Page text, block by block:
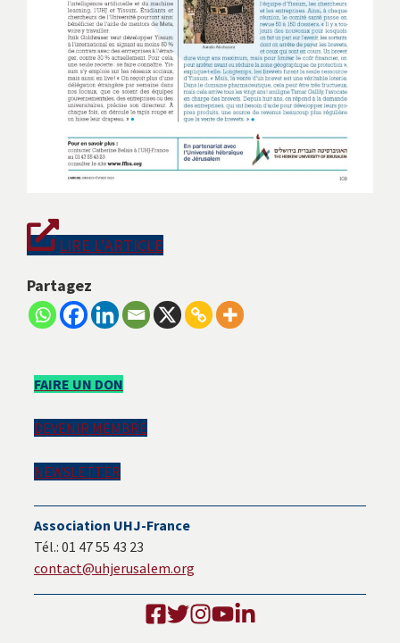
LIRE L’ARTICLE
Partagez
Barre
principale
FAIRE UN DON
DEVENIR MEMBRE
NEWSLETTER
Association UHJ-France
Tél.: 01 47 55 43 23
contact@uhjerusalem.org